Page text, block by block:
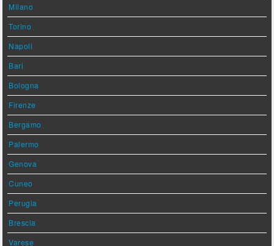
Milano
Torino
Napoli
Bari
Bologna
Firenze
Bergamo
Palermo
Genova
Cuneo
Perugia
Brescia
Varese